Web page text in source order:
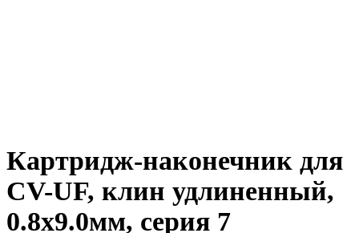
Картридж-наконечник для
CV-UF, клин удлиненный,
0.8х9.0мм, серия 7